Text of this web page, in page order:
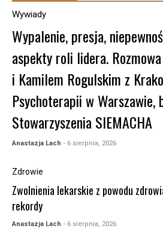
Wywiady
Wypalenie, presja,
aspekty roli lidera.
i Kamilem Rogulskim z
Psychoterapii w Warszawie,
Stowarzyszenia SIEMACHA
Anastazja Lach - 6 sierpnia, 2026
Zdrowie
Zwolnienia lekarskie z powodu
rekordy
Anastazja Lach - 6 sierpnia, 2026